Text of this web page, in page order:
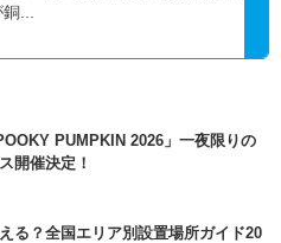
...
PUMPKIN 2026」一夜限りの
開催決定！
る？全国エリア別設置場所ガイド20